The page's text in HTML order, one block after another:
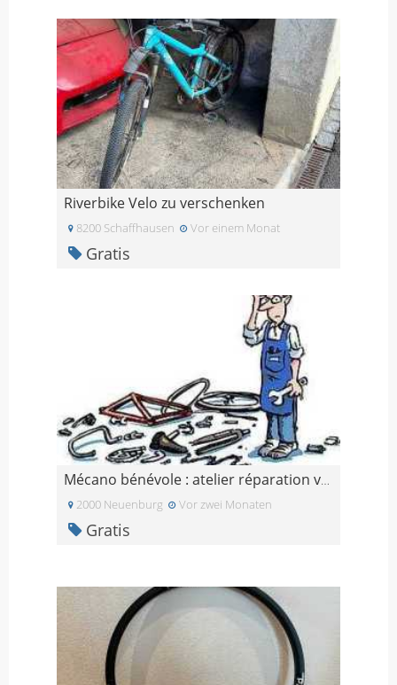
Riverbike Velo zu verschenken
8200 Schaffhausen Vor einem Monat
Gratis
Mécano bénévole : atelier réparation vélo Black Of
2000 Neuenburg Vor zwei Monaten
Gratis